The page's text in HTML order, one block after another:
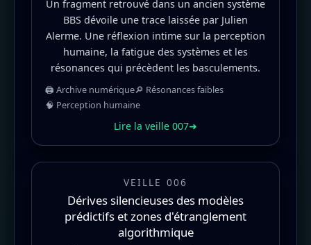
Un fragment retrouvé dans un ancien système
BBS dévoile une trace laissée par Julien
Alerme. Une réflexion intime sur la perception
humaine, la fatigue des systèmes et les
résonances qui précèdent les basculements.
🖨️ Archive numérique🔎 Résonances faibles
🧠 Perception humaine
Lire la veille 007➜
VEILLE 006
Dérives silencieuses des modèles
prédictifs et zones d'étranglement
algorithmique